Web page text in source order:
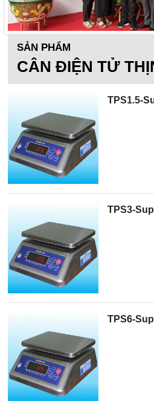
SẢN PHẨM
CÂN ĐIỆN TỬ
TPS1.5-
TPS3-
TPS6-